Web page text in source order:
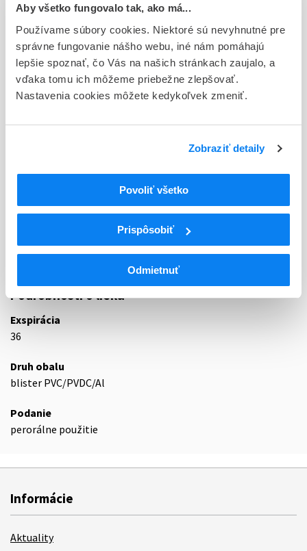
Aby všetko fungovalo tak, ako má...
Používame súbory cookies. Niektoré sú nevyhnutné pre
správne fungovanie nášho webu, iné nám pomáhajú
lepšie spoznať, čo Vás na našich stránkach zaujalo, a
vďaka tomu ich môžeme priebežne zlepšovať.
Nastavenia cookies môžete kedykoľvek zmeniť.
Zobraziť detaily
Povoliť všetko
Prispôsobiť
Odmietnuť
Európska
Držiteľ, krajina
Zentiva k.s., Česká republika
Indikačná skupina
58 - HYPOTENSIVA
KARDIOVASKULÁRNY SYSTÉM
ANGIOTENZÍNOVÝ SYSTÉM
BLOKÁTORY RECEPTOROV ANGIOTENZÍNU II
(ARBs), SAMOTNÉ
Blokátory receptorov angiotenzínu II (ARBs),
C09CA04
Irbesartan
Podrobnosti o lieku
Exspirácia
36
Druh obalu
blister PVC/PVDC/Al
Podanie
perorálne použitie
Informácie
Aktuality